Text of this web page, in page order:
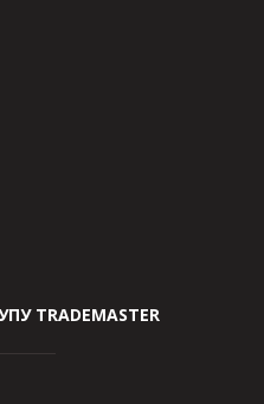
TRADEMASTER